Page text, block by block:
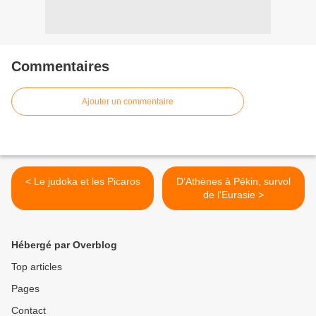
Commentaires
Ajouter un commentaire
< Le judoka et les Picaros
D'Athènes à Pékin, survol
de l'Eurasie >
Hébergé par Overblog
Top articles
Pages
Contact